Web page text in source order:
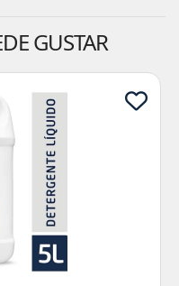
GUSTAR